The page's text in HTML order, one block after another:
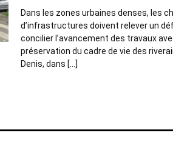
Dans les zones urbaines denses, les
d’infrastructures doivent relever un
concilier l’avancement des travaux
préservation du cadre de vie des
Denis, dans […]